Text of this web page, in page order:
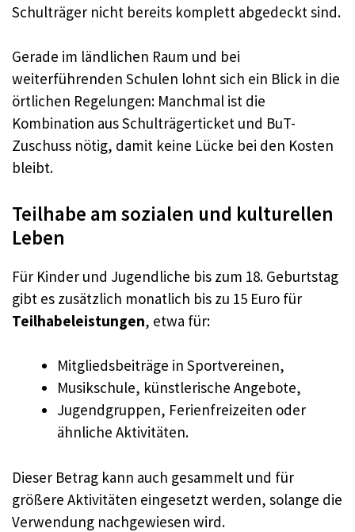
Schulträger nicht bereits komplett abgedeckt sind.
Gerade im ländlichen Raum und bei
weiterführenden Schulen lohnt sich ein Blick in die
örtlichen Regelungen: Manchmal ist die
Kombination aus Schulträgerticket und BuT-
Zuschuss nötig, damit keine Lücke bei den Kosten
bleibt.
Teilhabe am sozialen und kulturellen
Leben
Für Kinder und Jugendliche bis zum 18. Geburtstag
gibt es zusätzlich monatlich bis zu 15 Euro für
Teilhabeleistungen, etwa für:
Mitgliedsbeiträge in Sportvereinen,
Musikschule, künstlerische Angebote,
Jugendgruppen, Ferienfreizeiten oder
ähnliche Aktivitäten.
Dieser Betrag kann auch gesammelt und für
größere Aktivitäten eingesetzt werden, solange die
Verwendung nachgewiesen wird.